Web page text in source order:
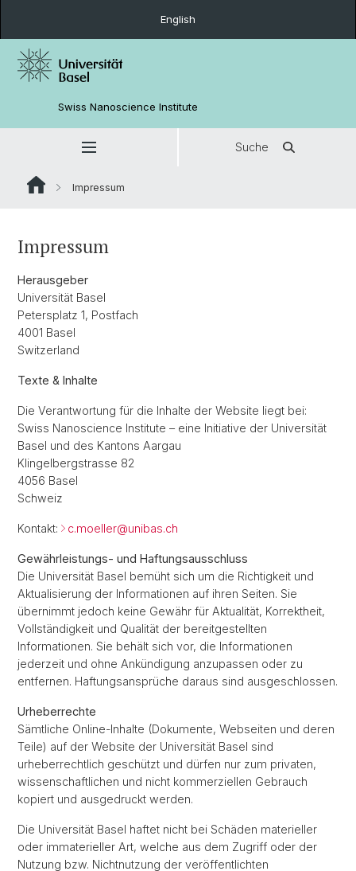
English
Swiss Nanoscience Institute
Suche
Impressum
Impressum
Herausgeber
Universität Basel
Petersplatz 1, Postfach
4001 Basel
Switzerland
Texte & Inhalte
Die Verantwortung für die Inhalte der Website liegt bei:
Swiss Nanoscience Institute – eine Initiative der Universität
Basel und des Kantons Aargau
Klingelbergstrasse 82
4056 Basel
Schweiz
Kontakt: c.moeller@unibas.ch
Gewährleistungs- und Haftungsausschluss
Die Universität Basel bemüht sich um die Richtigkeit und
Aktualisierung der Informationen auf ihren Seiten. Sie
übernimmt jedoch keine Gewähr für Aktualität, Korrektheit,
Vollständigkeit und Qualität der bereitgestellten
Informationen. Sie behält sich vor, die Informationen
jederzeit und ohne Ankündigung anzupassen oder zu
entfernen. Haftungsansprüche daraus sind ausgeschlossen.
Urheberrechte
Sämtliche Online-Inhalte (Dokumente, Webseiten und deren
Teile) auf der Website der Universität Basel sind
urheberrechtlich geschützt und dürfen nur zum privaten,
wissenschaftlichen und nicht kommerziellen Gebrauch
kopiert und ausgedruckt werden.
Die Universität Basel haftet nicht bei Schäden materieller
oder immaterieller Art, welche aus dem Zugriff oder der
Nutzung bzw. Nichtnutzung der veröffentlichten